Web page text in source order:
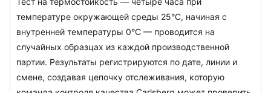
температуре окружающей среды 25°C, начиная с
внутренней температуры 0°C — проводится на
случайных образцах из каждой производственной
партии. Результаты регистрируются по дате, линии и
смене, создавая цепочку отслеживания, которую